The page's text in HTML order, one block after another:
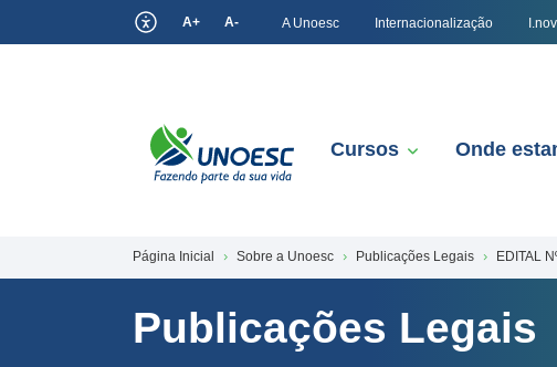
A+ A- A Unoesc Internacionalização
Cursos Onde
Página Inicial Sobre a Unoesc Publicações Legais EDITAL
Publicações Legais